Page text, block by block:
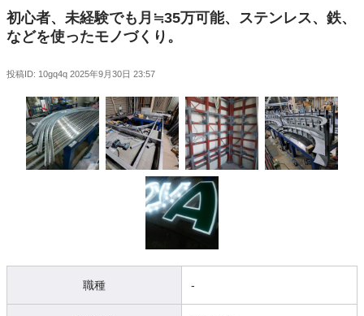
初心者、未経験でも月≒35万可能、ステンレス、鉄、
などを使ったモノづくり。
投稿ID: 10gq4q 2025年9月30日 23:57
職種 -